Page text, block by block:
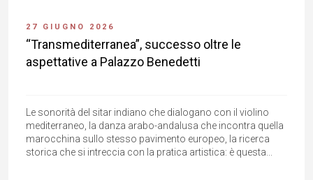
27 GIUGNO 2026
“Transmediterranea”, successo oltre le
aspettative a Palazzo Benedetti
Le sonorità del sitar indiano che dialogano con il violino
mediterraneo, la danza arabo-andalusa che incontra quella
marocchina sullo stesso pavimento europeo, la ricerca
storica che si intreccia con la pratica artistica: è questa...